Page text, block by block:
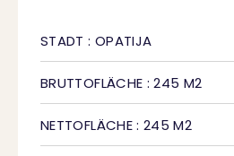
STADT : OPATIJA
BRUTTOFLÄCHE : 245 M2
NETTOFLÄCHE : 245 M2